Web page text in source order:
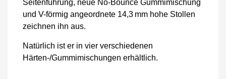
Seitenführung, neue No-Bounce Gummimischung
und V-förmig angeordnete 14,3 mm hohe Stollen
zeichnen ihn aus.
Natürlich ist er in vier verschiedenen
Härten-/Gummimischungen erhältlich.